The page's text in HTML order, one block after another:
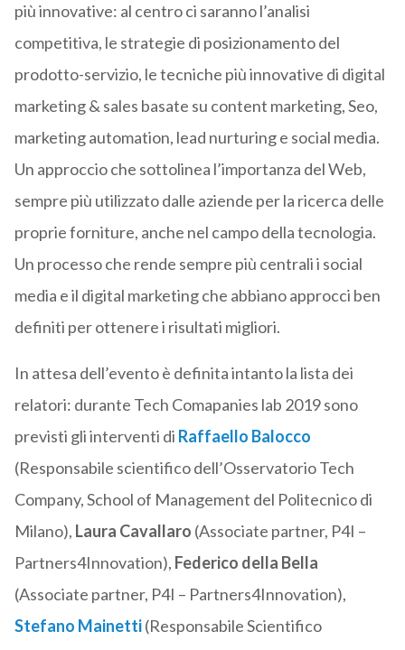
più innovative: al centro ci saranno l’analisi
competitiva, le strategie di posizionamento del
prodotto-servizio, le tecniche più innovative di digital
marketing & sales basate su content marketing, Seo,
marketing automation, lead nurturing e social media.
Un approccio che sottolinea l’importanza del Web,
sempre più utilizzato dalle aziende per la ricerca delle
proprie forniture, anche nel campo della tecnologia.
Un processo che rende sempre più centrali i social
media e il digital marketing che abbiano approcci ben
definiti per ottenere i risultati migliori.
In attesa dell’evento è definita intanto la lista dei
relatori: durante Tech Comapanies lab 2019 sono
previsti gli interventi di Raffaello Balocco
(Responsabile scientifico dell’Osservatorio Tech
Company, School of Management del Politecnico di
Milano), Laura Cavallaro (Associate partner, P4I –
Partners4Innovation), Federico della Bella
(Associate partner, P4I – Partners4Innovation),
Stefano Mainetti(Responsabile Scientifico